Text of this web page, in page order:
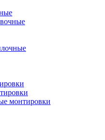
монтировки